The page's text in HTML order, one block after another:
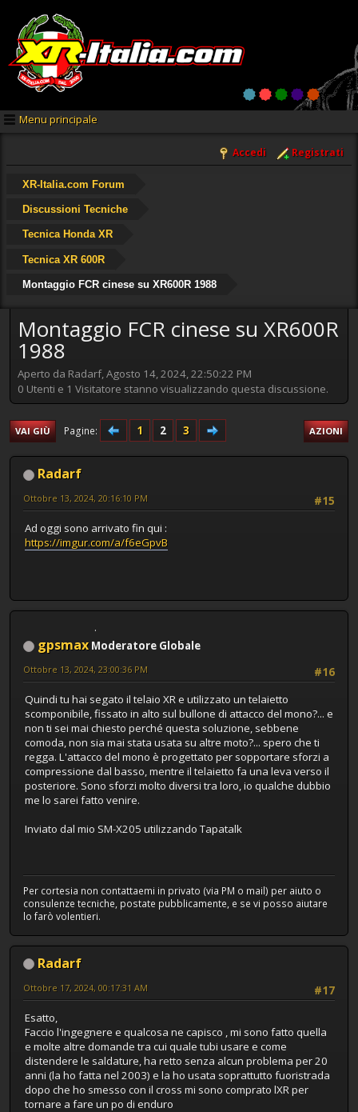
Menu principale
Accedi Registrati
XR-Italia.com Forum
Discussioni Tecniche
Tecnica Honda XR
Tecnica XR 600R
Montaggio FCR cinese su XR600R 1988
Montaggio FCR cinese su XR600R
1988
Aperto da Radarf, Agosto 14, 2024, 22:50:22 PM
0 Utenti e 1 Visitatore stanno visualizzando questa discussione.
VAI GIÙ Pagine 1 2 3 AZIONI
Radarf
#15
Ottobre 13, 2024, 20:16:10 PM
Ad oggi sono arrivato fin qui :
https://imgur.com/a/f6eGpvB
gpsmax Moderatore Globale
#16
Ottobre 13, 2024, 23:00:36 PM
Quindi tu hai segato il telaio XR e utilizzato un telaietto
scomponibile, fissato in alto sul bullone di attacco del mono?... e
non ti sei mai chiesto perché questa soluzione, sebbene
comoda, non sia mai stata usata su altre moto?... spero che ti
regga. L'attacco del mono è progettato per sopportare sforzi a
compressione dal basso, mentre il telaietto fa una leva verso il
posteriore. Sono sforzi molto diversi tra loro, io qualche dubbio
me lo sarei fatto venire.
Inviato dal mio SM-X205 utilizzando Tapatalk
Per cortesia non contattaemi in privato (via PM o mail) per aiuto o
consulenze tecniche, postate pubblicamente, e se vi posso aiutare
lo farò volentieri.
Radarf
#17
Ottobre 17, 2024, 00:17:31 AM
Esatto,
Faccio l'ingegnere e qualcosa ne capisco , mi sono fatto quella
e molte altre domande tra cui quale tubi usare e come
distendere le saldature, ha retto senza alcun problema per 20
anni (la ho fatta nel 2003) e la ho usata soprattutto fuoristrada
dopo che ho smesso con il cross mi sono comprato lXR per
tornare a fare un po di enduro